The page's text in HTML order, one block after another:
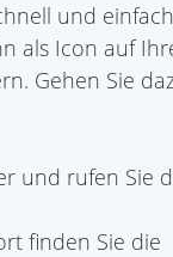
und einfach
als Icon auf
Gehen Sie
und rufen Sie
finden Sie die